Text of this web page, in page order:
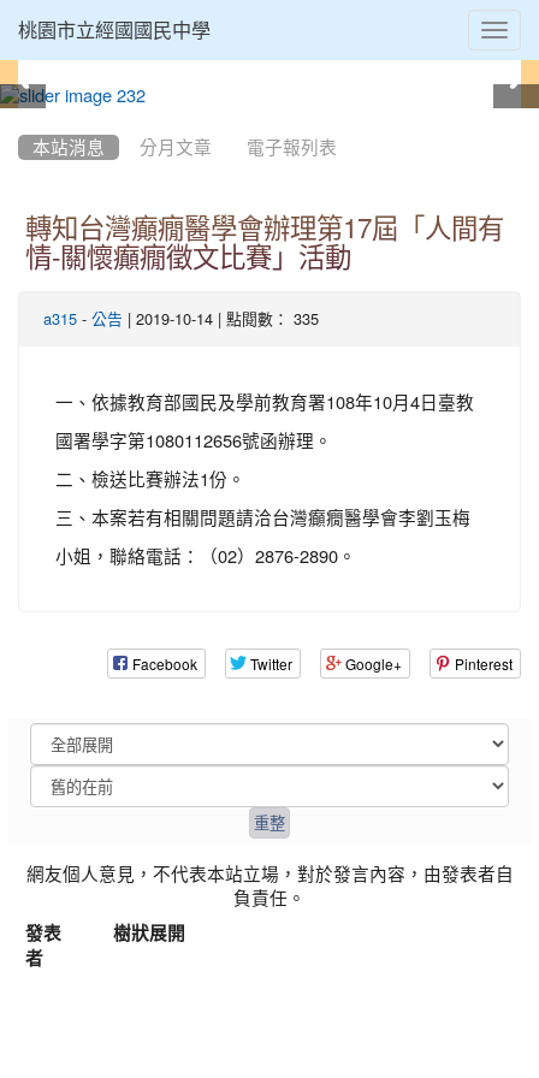
桃園市立經國國民中學
本站消息 分月文章 電子報列表
轉知台灣癲癇醫學會辦理第17屆「人間有
情-關懷癲癇徵文比賽」活動
a315 - 公告 | 2019-10-14 | 點閱數： 335
一、依據教育部國民及學前教育署108年10月4日臺教
國署學字第1080112656號函辦理。
二、檢送比賽辦法1份。
三、本案若有相關問題請洽台灣癲癇醫學會李劉玉梅
小姐，聯絡電話：（02）2876-2890。
Facebook Twitter Google+ Pinterest
網友個人意見，不代表本站立場，對於發言內容，由發表者自
負責任。
發表
者
樹狀展開